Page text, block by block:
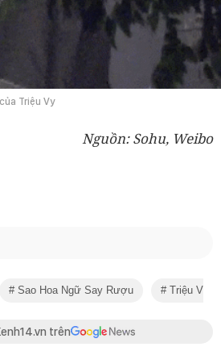
Triệu Vy
Nguồn: Sohu, Weibo
Sao Hoa Ngữ Say Rượu Triệu Vy
trên